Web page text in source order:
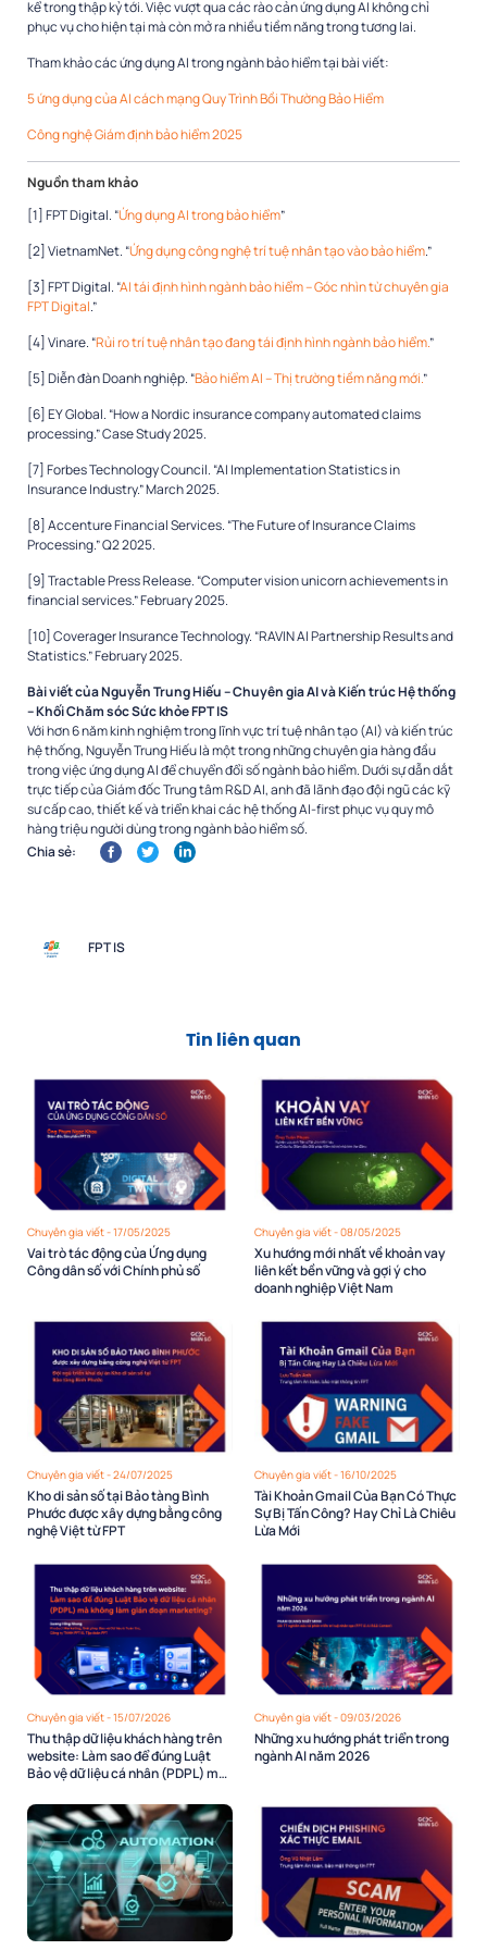
kể trong thập kỷ tới. Việc vượt qua các rào cản ứng dụng AI không chỉ
phục vụ cho hiện tại mà còn mở ra nhiều tiềm năng trong tương lai.
Tham khảo các ứng dụng AI trong ngành bảo hiểm tại bài viết:
5 ứng dụng của AI cách mạng Quy Trình Bồi Thường Bảo Hiểm
Công nghệ Giám định bảo hiểm 2025
Nguồn tham khảo
[1] FPT Digital. “Ứng dụng AI trong bảo hiểm”
[2] VietnamNet. “Ứng dụng công nghệ trí tuệ nhân tạo vào bảo hiểm.”
[3] FPT Digital. “AI tái định hình ngành bảo hiểm – Góc nhìn từ chuyên gia
FPT Digital.”
[4] Vinare. “Rủi ro trí tuệ nhân tạo đang tái định hình ngành bảo hiểm.”
[5] Diễn đàn Doanh nghiệp. “Bảo hiểm AI – Thị trường tiềm năng mới.”
[6] EY Global. “How a Nordic insurance company automated claims
processing.” Case Study 2025.
[7] Forbes Technology Council. “AI Implementation Statistics in
Insurance Industry.” March 2025.
[8] Accenture Financial Services. “The Future of Insurance Claims
Processing.” Q2 2025.
[9] Tractable Press Release. “Computer vision unicorn achievements in
financial services.” February 2025.
[10] Coverager Insurance Technology. “RAVIN AI Partnership Results and
Statistics.” February 2025.
Bài viết của Nguyễn Trung Hiếu – Chuyên gia AI và Kiến trúc Hệ thống
– Khối Chăm sóc Sức khỏe FPT IS
Với hơn 6 năm kinh nghiệm trong lĩnh vực trí tuệ nhân tạo (AI) và kiến trúc
hệ thống, Nguyễn Trung Hiếu là một trong những chuyên gia hàng đầu
trong việc ứng dụng AI để chuyển đổi số ngành bảo hiểm. Dưới sự dẫn dắt
trực tiếp của Giám đốc Trung tâm R&D AI, anh đã lãnh đạo đội ngũ các kỹ
sư cấp cao, thiết kế và triển khai các hệ thống AI-first phục vụ quy mô
hàng triệu người dùng trong ngành bảo hiểm số.
Chia sẻ:
FPT IS
Tin liên quan
Chuyên gia viết - 17/05/2025
Vai trò tác động của Ứng dụng
Công dân số với Chính phủ số
Chuyên gia viết - 08/05/2025
Xu hướng mới nhất về khoản vay
liên kết bền vững và gợi ý cho
doanh nghiệp Việt Nam
Chuyên gia viết - 24/07/2025
Kho di sản số tại Bảo tàng Bình
Phước được xây dựng bằng công
nghệ Việt từ FPT
Chuyên gia viết - 16/10/2025
Tài Khoản Gmail Của Bạn Có Thực
Sự Bị Tấn Công? Hay Chỉ Là Chiêu
Lừa Mới
Chuyên gia viết - 15/07/2026
Thu thập dữ liệu khách hàng trên
website: Làm sao để đúng Luật
Bảo vệ dữ liệu cá nhân (PDPL) mà
Chuyên gia viết - 09/03/2026
Những xu hướng phát triển trong
ngành AI năm 2026